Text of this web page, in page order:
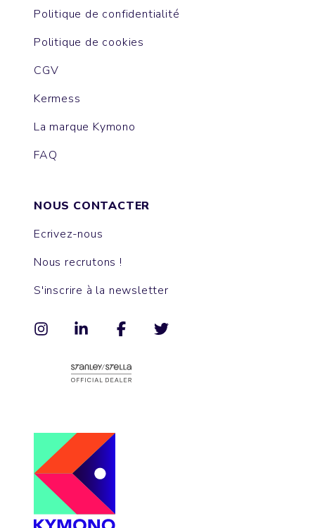
Politique de confidentialité
Politique de cookies
CGV
Kermess
La marque Kymono
FAQ
NOUS CONTACTER
Ecrivez-nous
Nous recrutons !
S'inscrire à la newsletter